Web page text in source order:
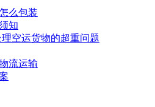
么包装
知
空运货物的超重问题
流运输